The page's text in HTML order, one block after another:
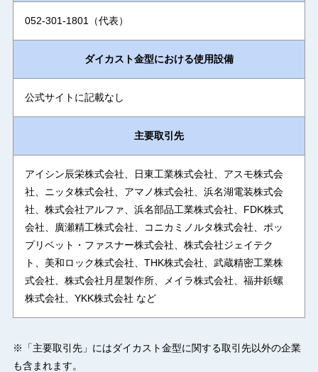
052-301-1801（代表）
ダイカスト金型における使用設備
公式サイトに記載なし
主要取引先
アイシン辰栄株式会社、日東工業株式会社、アスモ株式会
社、ニッタ株式会社、アマノ株式会社、浜名湖電装株式会
社、株式会社アルファ、浜名部品工業株式会社、FDK株式
会社、廣瀬精工株式会社、コニカミノルタ株式会社、ポッ
プリベット・ファスナー株式会社、株式会社ジェイテク
ト、美和ロック株式会社、THK株式会社、武蔵精密工業株
式会社、株式会社月星製作所、メイラ株式会社、福井鋲螺
株式会社、YKK株式会社 など
※「主要取引先」にはダイカスト金型に関する取引先以外の企業
も含まれます。